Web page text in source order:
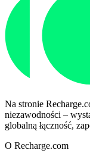
Na stronie
niezawodności –
globalną łączność,
O Recharge.com